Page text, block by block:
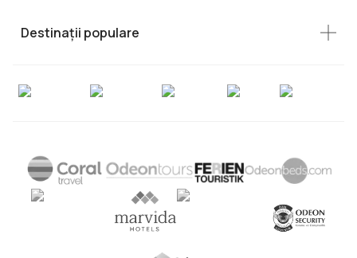
Destinații populare